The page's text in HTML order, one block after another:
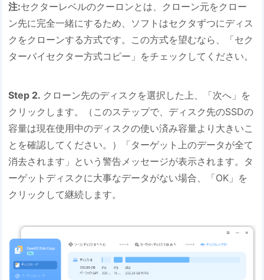
注:セクターレベルのクーロンとは、クローン元をクロー
ン先に完全一緒にするため、ソフトはセクタずつにディス
クをクローンする方式です。この方式を望むなら、「セク
ターバイセクター方式コピー」をチェックしてください。
Step 2. クローン先のディスクを選択した上、「次へ」を
クリックします。（このステップで、ディスク先のSSDの
容量は現在使用中のディスクの使い済み容量より大きいこ
とを確認してください。）「ターゲット上のデータが全て
消去されます」という警告メッセージが表示されます。タ
ーゲットディスクに大事なデータがない場合、「OK」を
クリックして継続します。